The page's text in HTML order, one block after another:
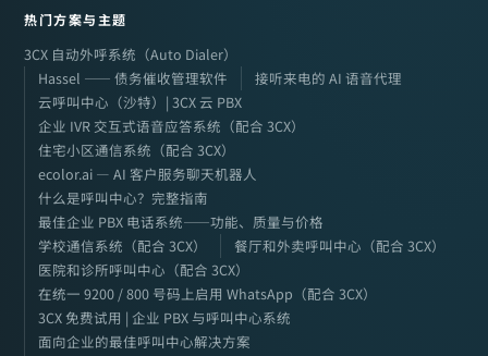
热门方案与主题
3CX 自动外呼系统（Auto Dialer）
Hassel —— 债务催收管理软件
接听来电的 AI 语音代理
云呼叫中心（沙特）| 3CX 云 PBX
企业 IVR 交互式语音应答系统（配合 3CX）
住宅小区通信系统（配合 3CX）
ecolor.ai — AI 客户服务聊天机器人
什么是呼叫中心？完整指南
最佳企业 PBX 电话系统——功能、质量与价格
学校通信系统（配合 3CX）
餐厅和外卖呼叫中心（配合 3CX）
医院和诊所呼叫中心（配合 3CX）
在统一 9200 / 800 号码上启用 WhatsApp（配合 3CX）
3CX 免费试用 | 企业 PBX 与呼叫中心系统
面向企业的最佳呼叫中心解决方案